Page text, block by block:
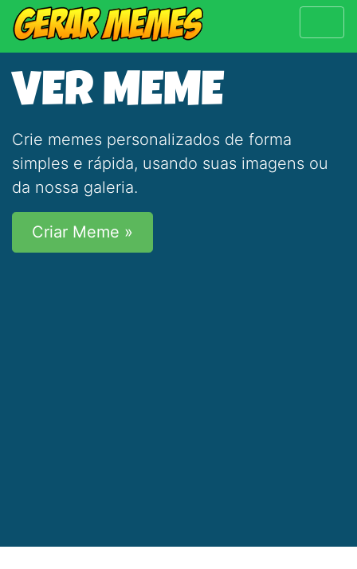
VER MEME
Crie memes personalizados de forma
simples e rápida, usando suas imagens ou
da nossa galeria.
Criar Meme »